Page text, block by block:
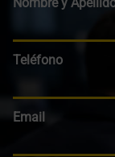
Teléfono
Email